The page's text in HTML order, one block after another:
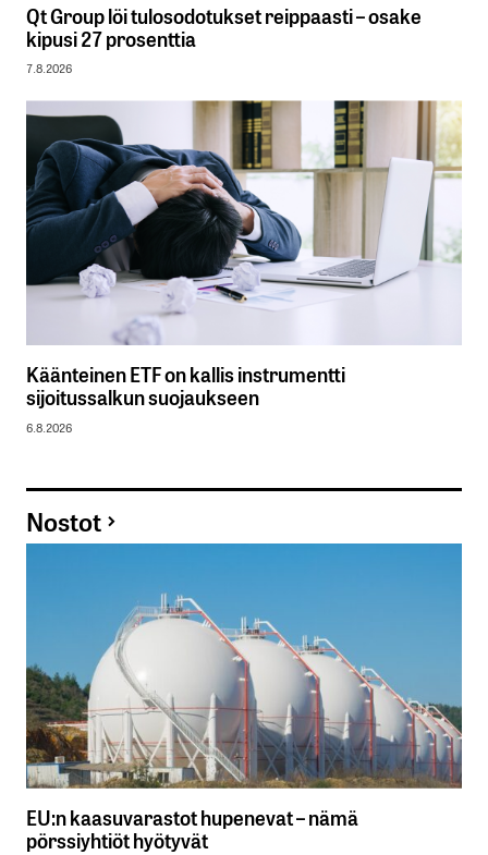
Qt Group löi tulosodotukset reippaasti – osake
kipusi 27 prosenttia
7.8.2026
Käänteinen ETF on kallis instrumentti
sijoitussalkun suojaukseen
6.8.2026
Nostot
EU:n kaasuvarastot hupenevat – nämä
pörssiyhtiöt hyötyvät